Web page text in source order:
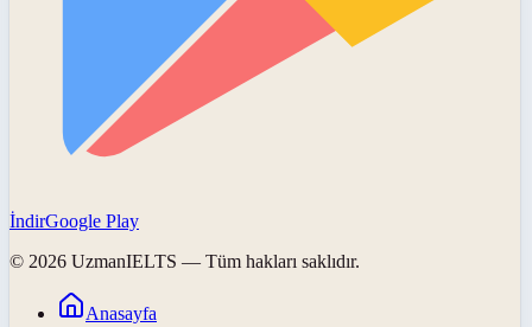
İndirGoogle Play
© 2026 UzmanIELTS — Tüm hakları saklıdır.
Anasayfa